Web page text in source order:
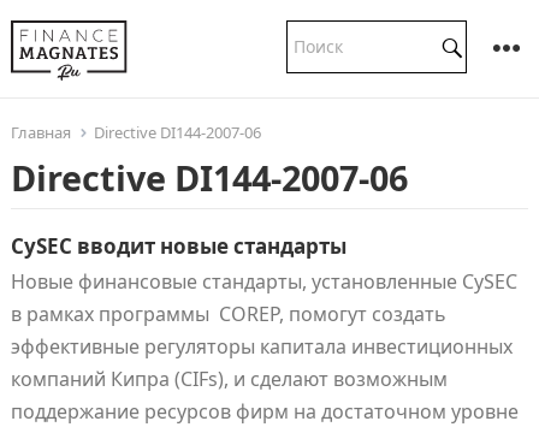
Главная Directive DI144-2007-06
Directive DI144-2007-06
CySEC вводит новые стандарты
Новые финансовые стандарты, установленные CySEC
в рамках программы COREP, помогут создать
эффективные регуляторы капитала инвестиционных
компаний Кипра (CIFs), и сделают возможным
поддержание ресурсов фирм на достаточном уровне